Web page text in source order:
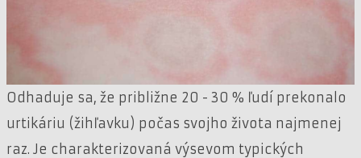
Odhaduje sa, že približne 20 - 30 % ľudí prekonalo
urtikáriu (žihľavku) počas svojho života najmenej
raz. Je charakterizovaná výsevom typických